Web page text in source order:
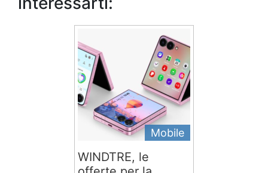
Mobile
WINDTRE, le